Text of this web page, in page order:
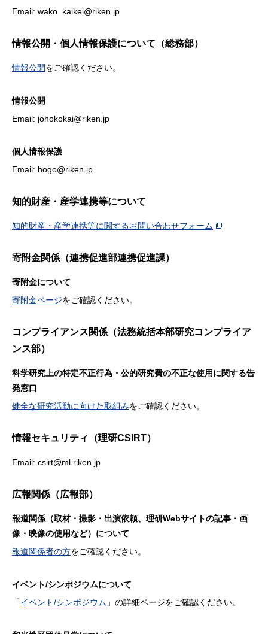
Email: wako_kaikei@riken.jp
情報公開・個人情報保護について（総務部）
情報公開をご確認ください。
情報公開
Email: johokokai@riken.jp
個人情報保護
Email: hogo@riken.jp
知的財産・産学連携等について
知的財産・産学連携等に関するお問い合わせフォーム
寄附金関係（連携促進部連携促進課）
寄附金について
寄附金ページをご確認ください。
コンプライアンス関係（法務統括本部研究コンプライア
ンス部）
科学研究上の特定不正行為・公的研究費の不正な使用に関する告
発窓口
健全な研究活動に向けた取組みをご確認ください。
情報セキュリティ（理研CSIRT）
Email: csirt@ml.riken.jp
広報関係（広報部）
報道関係（取材・撮影・出演依頼、理研Webサイトの記事・画
像・映像の使用など）について
報道関係者の方をご確認ください。
イベント/シンポジウムについて
「イベント/シンポジウム 」の詳細ページをご確認ください。